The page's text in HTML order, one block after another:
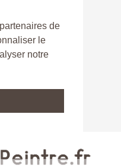
de
le
notre